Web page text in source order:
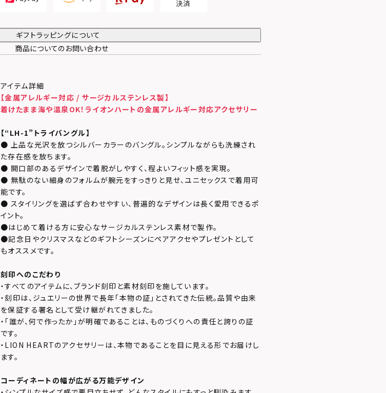
ギフトラッピングについて
商品についてのお問い合わせ
アイテム詳細
【金属アレルギー対応 / サージカルステンレス製】
着けたまま海や温泉OK！ライオンハートの金属アレルギー対応アクセサリー
【“LH-1”トライバングル】
● 上品な光沢を放つシルバーカラーのバングル。シンプルながらも洗練され
た存在感を放ちます。
● 開口部のあるデザインで着脱がしやすく、程よいフィット感を実現。
● 無駄のない細身のフォルムが腕元をすっきりと見せ、ユニセックスで着用可
能です。
● スタイリングを選ばず合わせやすい、普遍的なデザインは長く愛用できるポ
イント。
●はじめて着ける方に安心なサージカルステンレス素材で製作。
●記念日やクリスマスなどのギフトシーズンにペアアクセやプレゼントとして
もオススメです。
刻印へのこだわり
・すべてのアイテムに、ブランド刻印と素材刻印を施しています。
・刻印は、ジュエリーの世界で長年「本物の証」とされてきた伝統。品質や由来
を保証する署名として受け継がれてきました。
・「誰が、何で作ったか」が明確であることは、ものづくりへの責任と誇りの証
です。
・LION HEARTのアクセサリーは、本物であることを目に見える形でお届けし
ます。
コーディネートの幅が広がる万能デザイン